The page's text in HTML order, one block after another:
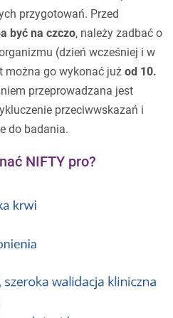
przygotowań. Przed
być na czczo, należy zadbać o
(dzień wcześniej i w
można go wykonać już od 10.
przeprowadzana jest
przeciwwskazań i
do badania.
NIFTY pro?